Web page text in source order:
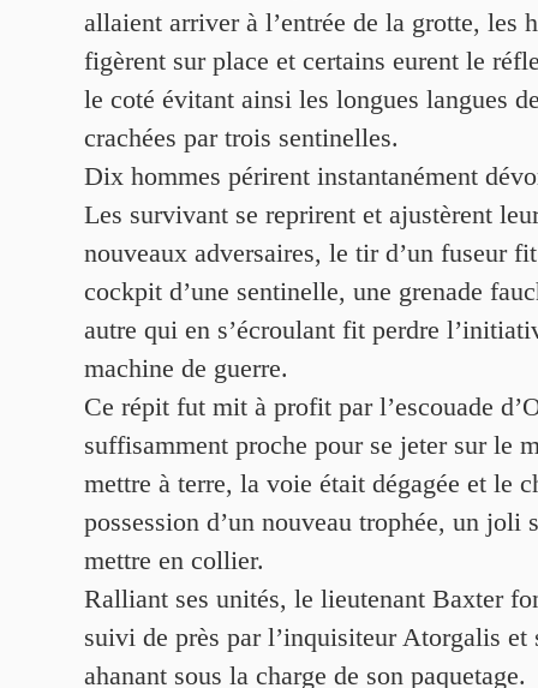
allaient arriver à l’entrée de la grotte, les
figèrent sur place et certains eurent le
le coté évitant ainsi les longues langues
crachées par trois sentinelles.
Dix hommes périrent instantanément
Les survivant se reprirent et ajustèrent
nouveaux adversaires, le tir d’un fuseur
cockpit d’une sentinelle, une grenade
autre qui en s’écroulant fit perdre
machine de guerre.
Ce répit fut mit à profit par l’escouade
suffisamment proche pour se jeter sur le
mettre à terre, la voie était dégagée et le
possession d’un nouveau trophée, un joli
mettre en collier.
Ralliant ses unités, le lieutenant Baxter
suivi de près par l’inquisiteur Atorgalis et
ahanant sous la charge de son paquetage.